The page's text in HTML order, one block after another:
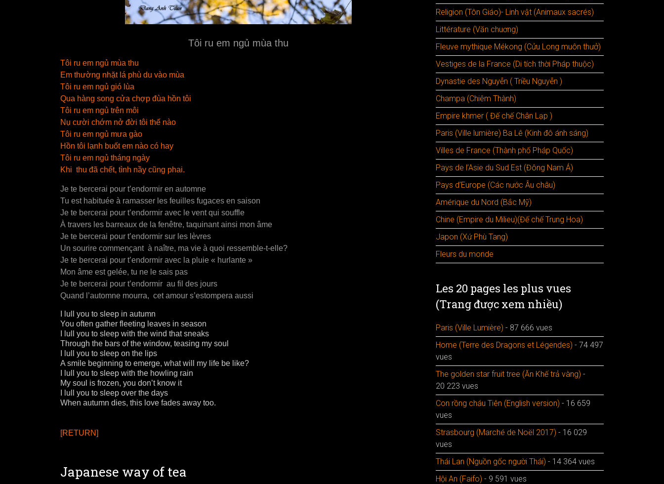
Tôi ru em ngủ mùa thu
Tôi ru em ngủ mùa thu
Em thường nhặt lá phù du vào mùa
Tôi ru em ngủ gió lùa
Qua hàng song cửa chợp đùa hồn tôi
Tôi ru em ngủ trên môi
Nụ cười chớm nở đời tôi thế nào
Tôi ru em ngủ mưa gào
Hồn tôi lạnh buốt em nào có hay
Tôi ru em ngủ tháng ngày
Khi thu đã chết, tình nầy cũng phai.
Je te bercerai pour t’endormir en automne
Tu est habituée à ramasser les feuilles fugaces en saison
Je te bercerai pour t’endormir avec le vent qui souffle
À travers les barreaux de la fenêtre, taquinant ainsi mon âme
Je te bercerai pour t’endormir sur les lèvres
Un sourire commençant à naître, ma vie à quoi ressemble-t-elle?
Je te bercerai pour t’endormir avec la pluie « hurlante »
Mon âme est gelée, tu ne le sais pas
Je te bercerai pour t’endormir au fil des jours
Quand l’automne mourra, cet amour s’estompera aussi
I lull you to sleep in autumn
You often gather fleeting leaves in season
I lull you to sleep with the wind that sneaks
Through the bars of the window, teasing my soul
I lull you to sleep on the lips
A smile beginning to emerge, what will my life be like?
I lull you to sleep with the howling rain
My soul is frozen, you don’t know it
I lull you to sleep over the days
When autumn dies, this love fades away too.
[RETURN]
Japanese way of tea
Religion (Tôn Giáo)- Linh vật (Animaux sacrés)
Littérature (Văn chuơng)
Fleuve mythique Mékong (Cửu Long muôn thưở)
Vestiges de la France (Di tích thời Pháp thuộc)
Dynastie des Nguyễn ( Triều Nguyễn )
Champa (Chiêm Thành)
Empire khmer ( Đế chế Chân Lạp )
Paris (Ville lumière) Ba Lê (Kinh đô ánh sáng)
Villes de France (Thành phố Pháp Quốc)
Pays de l’Asie du Sud Est (Đông Nam Á)
Pays d’Europe (Các nước Âu châu)
Amérique du Nord (Bắc Mỹ)
Chine (Empire du Milieu)(Đế chế Trung Hoa)
Japon (Xứ Phù Tang)
Fleurs du monde
Les 20 pages les plus vues
(Trang được xem nhiều)
Paris (Ville Lumière) - 87 666 vues
Home (Terre des Dragons et Légendes) - 74 497
vues
The golden star fruit tree (Ăn Khế trả vàng) -
20 223 vues
Con rồng cháu Tiên (English version) - 16 659
vues
Strasbourg (Marché de Noël 2017) - 16 029
vues
Thái Lan (Nguồn gốc người Thái) - 14 364 vues
Hội An (Faifo) - 9 591 vues